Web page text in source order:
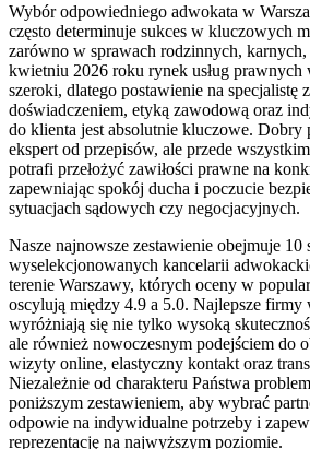
Wybór odpowiedniego adwokata w
często determinuje sukces w kluczowych
zarówno w sprawach rodzinnych,
kwietniu 2026 roku rynek usług
szeroki, dlatego postawienie na specjalistę
doświadczeniem, etyką zawodową oraz
do klienta jest absolutnie kluczowe.
ekspert od przepisów, ale przede
potrafi przełożyć zawiłości prawne na
zapewniając spokój ducha i poczucie
sytuacjach sądowych czy negocjacyjnych.
Nasze najnowsze zestawienie obejmuje 10
wyselekcjonowanych kancelarii
terenie Warszawy, których oceny w
oscylują między 4.9 a 5.0. Najlepsze firmy
wyróżniają się nie tylko wysoką
ale również nowoczesnym podejściem do
wizyty online, elastyczny kontakt oraz
Niezależnie od charakteru Państwa
poniższym zestawieniem, aby wybrać
odpowie na indywidualne potrzeby i
reprezentację na najwyższym poziomie.